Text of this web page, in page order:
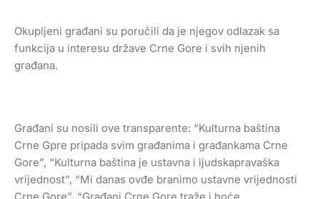
Okupljeni građani su poručili da je njegov odlazak sa
funkcija u interesu države Crne Gore i svih njenih
građana.
Građani su nosili ove transparente: “Kulturna baština
Crne Gpre pripada svim građanima i građankama Crne
Gore”, “Kulturna baština je ustavna i ljudskapravaška
vrijednost”, “Mi danas ovđe branimo ustavne vrijednosti